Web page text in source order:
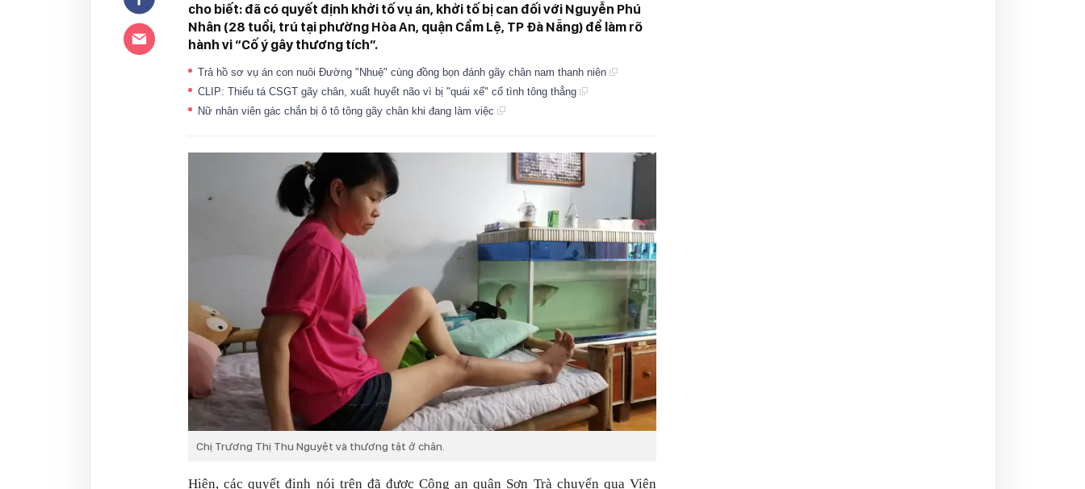
cho biết: đã có quyết định khởi tố vụ án, khởi tố bị can đối với Nguyễn Phú
Nhân (28 tuổi, trú tại phường Hòa An, quận Cẩm Lệ, TP Đà Nẵng) để làm rõ
hành vi “Cố ý gây thương tích”.
Trả hồ sơ vụ án con nuôi Đường "Nhuệ" cùng đồng bọn đánh gãy chân nam thanh niên
CLIP: Thiếu tá CSGT gãy chân, xuất huyết não vì bị "quái xế" cố tình tông thẳng
Nữ nhân viên gác chắn bị ô tô tông gãy chân khi đang làm việc
Chị Trương Thị Thu Nguyệt và thương tật ở chân.
Hiện, các quyết định nói trên đã được Công an quận Sơn Trà chuyển qua Viện